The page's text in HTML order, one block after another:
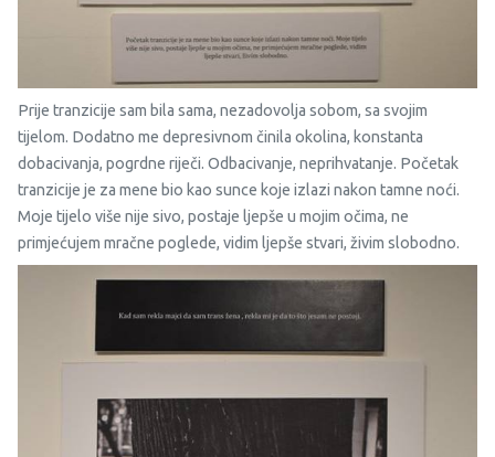
Prije tranzicije sam bila sama, nezadovolja sobom, sa svojim
tijelom. Dodatno me depresivnom činila okolina, konstanta
dobacivanja, pogrdne riječi. Odbacivanje, neprihvatanje. Početak
tranzicije je za mene bio kao sunce koje izlazi nakon tamne noći.
Moje tijelo više nije sivo, postaje ljepše u mojim očima, ne
primjećujem mračne poglede, vidim ljepše stvari, živim slobodno.